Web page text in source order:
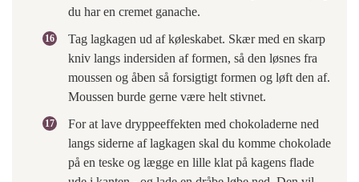
du har en cremet ganache.
Tag lagkagen ud af køleskabet. Skær med en skarp
kniv langs indersiden af formen, så den løsnes fra
moussen og åben så forsigtigt formen og løft den af.
Moussen burde gerne være helt stivnet.
For at lave dryppeeffekten med chokoladerne ned
langs siderne af lagkagen skal du komme chokolade
på en teske og lægge en lille klat på kagens flade